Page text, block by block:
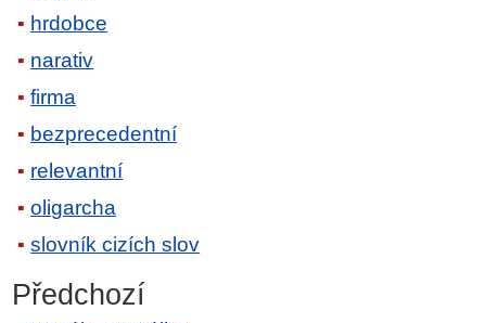
hrdobce
narativ
firma
bezprecedentní
relevantní
oligarcha
slovník cizích slov
Předchozí